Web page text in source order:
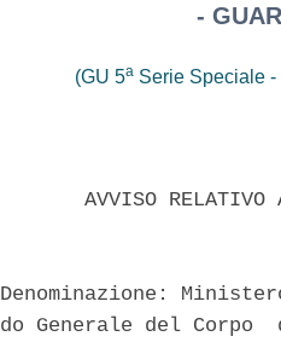
-
(GU 5aSerie Speciale -
AVVISO
Generale del